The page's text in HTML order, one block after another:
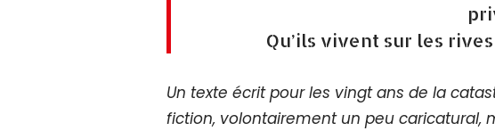
Qu’ils vivent sur les
Un texte écrit pour les vingt ans de la
fiction, volontairement un peu caricatural,